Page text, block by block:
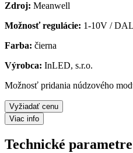
Zdroj: Meanwell
Možnosť regulácie: 1-10V /
Farba: čierna
Výrobca: InLED, s.r.o.
Možnosť pridania núdzového
Vyžiadať cenu
Viac info
Technické parametre